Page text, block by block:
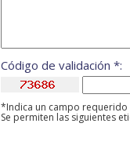
Código de validación *:
*Indica un campo
Se permiten las siguientes